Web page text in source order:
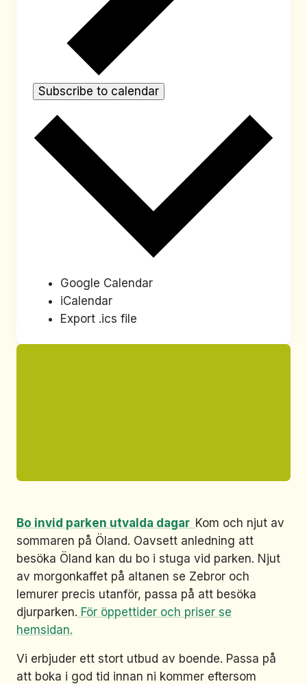
Subscribe to calendar
Google Calendar
iCalendar
Export .ics file
Bo invid parken utvalda dagar Kom och njut av
sommaren på Öland. Oavsett anledning att
besöka Öland kan du bo i stuga vid parken. Njut
av morgonkaffet på altanen se Zebror och
lemurer precis utanför, passa på att besöka
djurparken. För öppettider och priser se
hemsidan.
Vi erbjuder ett stort utbud av boende. Passa på
att boka i god tid innan ni kommer eftersom